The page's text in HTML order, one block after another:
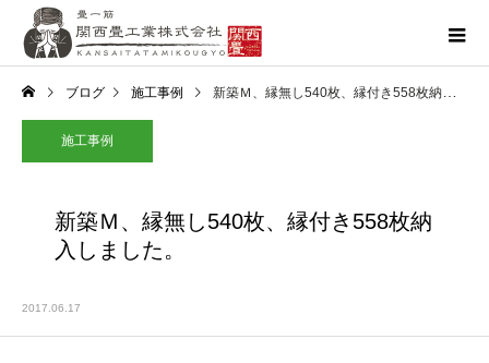
ブログ 施工事例 新築Ｍ、縁無し540枚、縁付き558枚納入しました。
施工事例
新築Ｍ、縁無し540枚、縁付き558枚納
入しました。
2017.06.17